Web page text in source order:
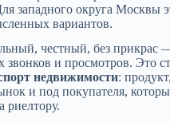
западного округа Москвы
вариантов.
честный, без прикрас
звонков и просмотров. Это
недвижимости:
и под покупателя,
риелтору.